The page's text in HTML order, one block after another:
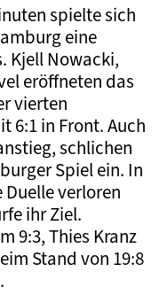
spielte sich
eine
Kjell Nowacki,
eröffneten das
vierten
6:1 in Front. Auch
schlichen
Spiel ein. In
verloren
ihr Ziel.
9:3, Thies Kranz
Stand von 19:8